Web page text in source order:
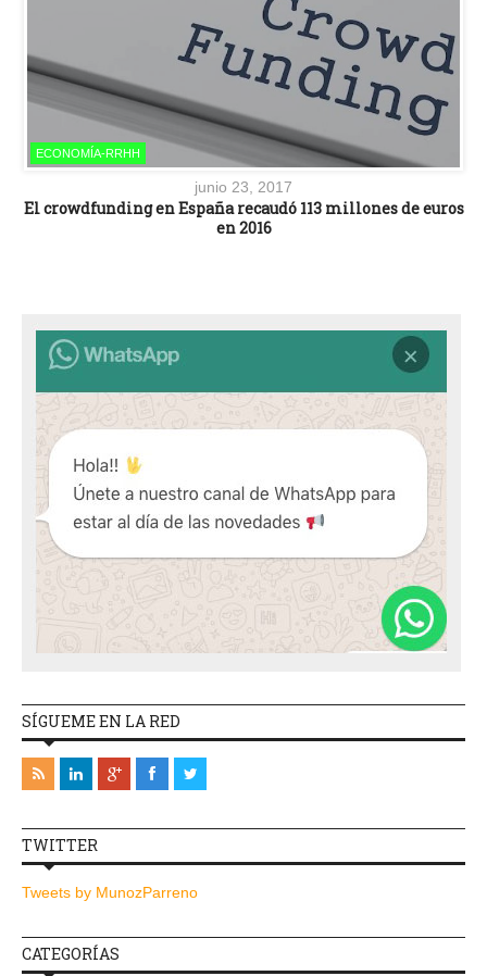
ECONOMÍA-RRHH
junio 23, 2017
El crowdfunding en España recaudó 113 millones de euros
en 2016
SÍGUEME EN LA RED
TWITTER
Tweets by MunozParreno
CATEGORÍAS